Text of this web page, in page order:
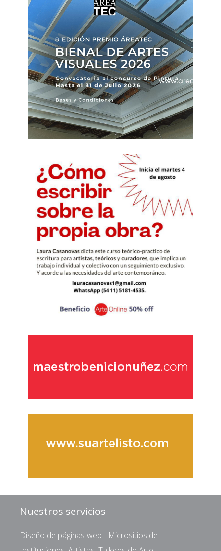
Nuestros servicios
Diseño de páginas web - Micrositios de